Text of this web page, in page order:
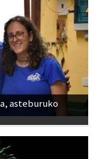
asteburuko